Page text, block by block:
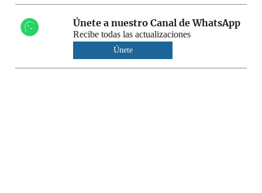
Únete a nuestro Canal de WhatsApp
Recibe todas las actualizaciones
Únete